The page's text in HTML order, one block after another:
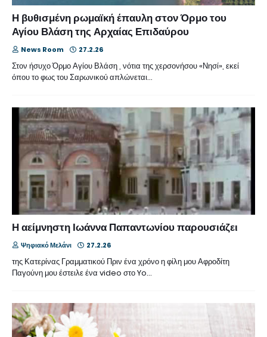
Η βυθισμένη ρωμαϊκή έπαυλη στον Όρμο του
Αγίου Βλάση της Αρχαίας Επιδαύρου
News Room 27.2.26
Στον ήσυχο Όρμο Αγίου Βλάση , νότια της χερσονήσου «Νησί», εκεί
όπου το φως του Σαρωνικού απλώνεται…
Η αείμνηστη Ιωάννα Παπαντωνίου παρουσιάζει
Ψηφιακό Μελάνι 27.2.26
της Κατερίνας Γραμματικού Πριν ένα χρόνο η φίλη μου Αφροδίτη
Παγούνη μου έστειλε ένα video στο Yo…